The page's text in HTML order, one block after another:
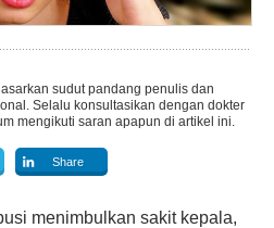
sudut pandang penulis dan
Selalu konsultasikan dengan dokter
mengikuti saran apapun di artikel ini.
Share
menimbulkan sakit kepala,